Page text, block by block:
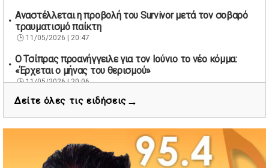
Αναστέλλεται η προβολή του Survivor μετά τον σοβαρό
τραυματισμό παίκτη
11/05/2026 | 20:47
Ο Τσίπρας προανήγγειλε για τον Ιούνιο το νέο κόμμα:
«Έρχεται ο μήνας του θερισμού»
11/05/2026 | 20:06
67 βουλευτές των Εργατικών ζητούν την παραίτηση του
Διάσωση 40 μεταναστών νότια της Γαύδου μετά από
εντοπισμό λέμβου
Δείτε όλες τις ειδήσεις →